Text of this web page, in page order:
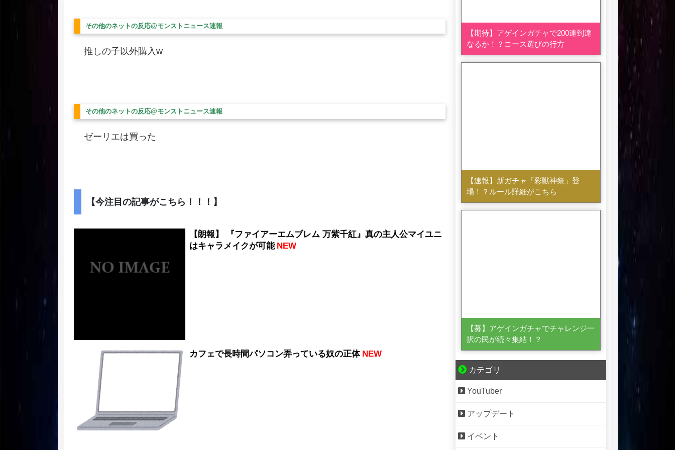
その他のネットの反応@モンストニュース速報
推しの子以外購入w
その他のネットの反応@モンストニュース速報
ゼーリエは買った
【今注目の記事がこちら！！！】
【朗報】 『ファイアーエムブレム 万紫千紅』真の主人公マイユニ
はキャラメイクが可能 NEW
カフェで長時間パソコン弄っている奴の正体 NEW
【期待】アゲインガチャで200連到達
なるか！？コース選びの行方
【速報】新ガチャ「彩獣神祭」登
場！？ルール詳細がこちら
【募】アゲインガチャでチャレンジ一
択の民が続々集結！？
カテゴリ
YouTuber
アップデート
イベント